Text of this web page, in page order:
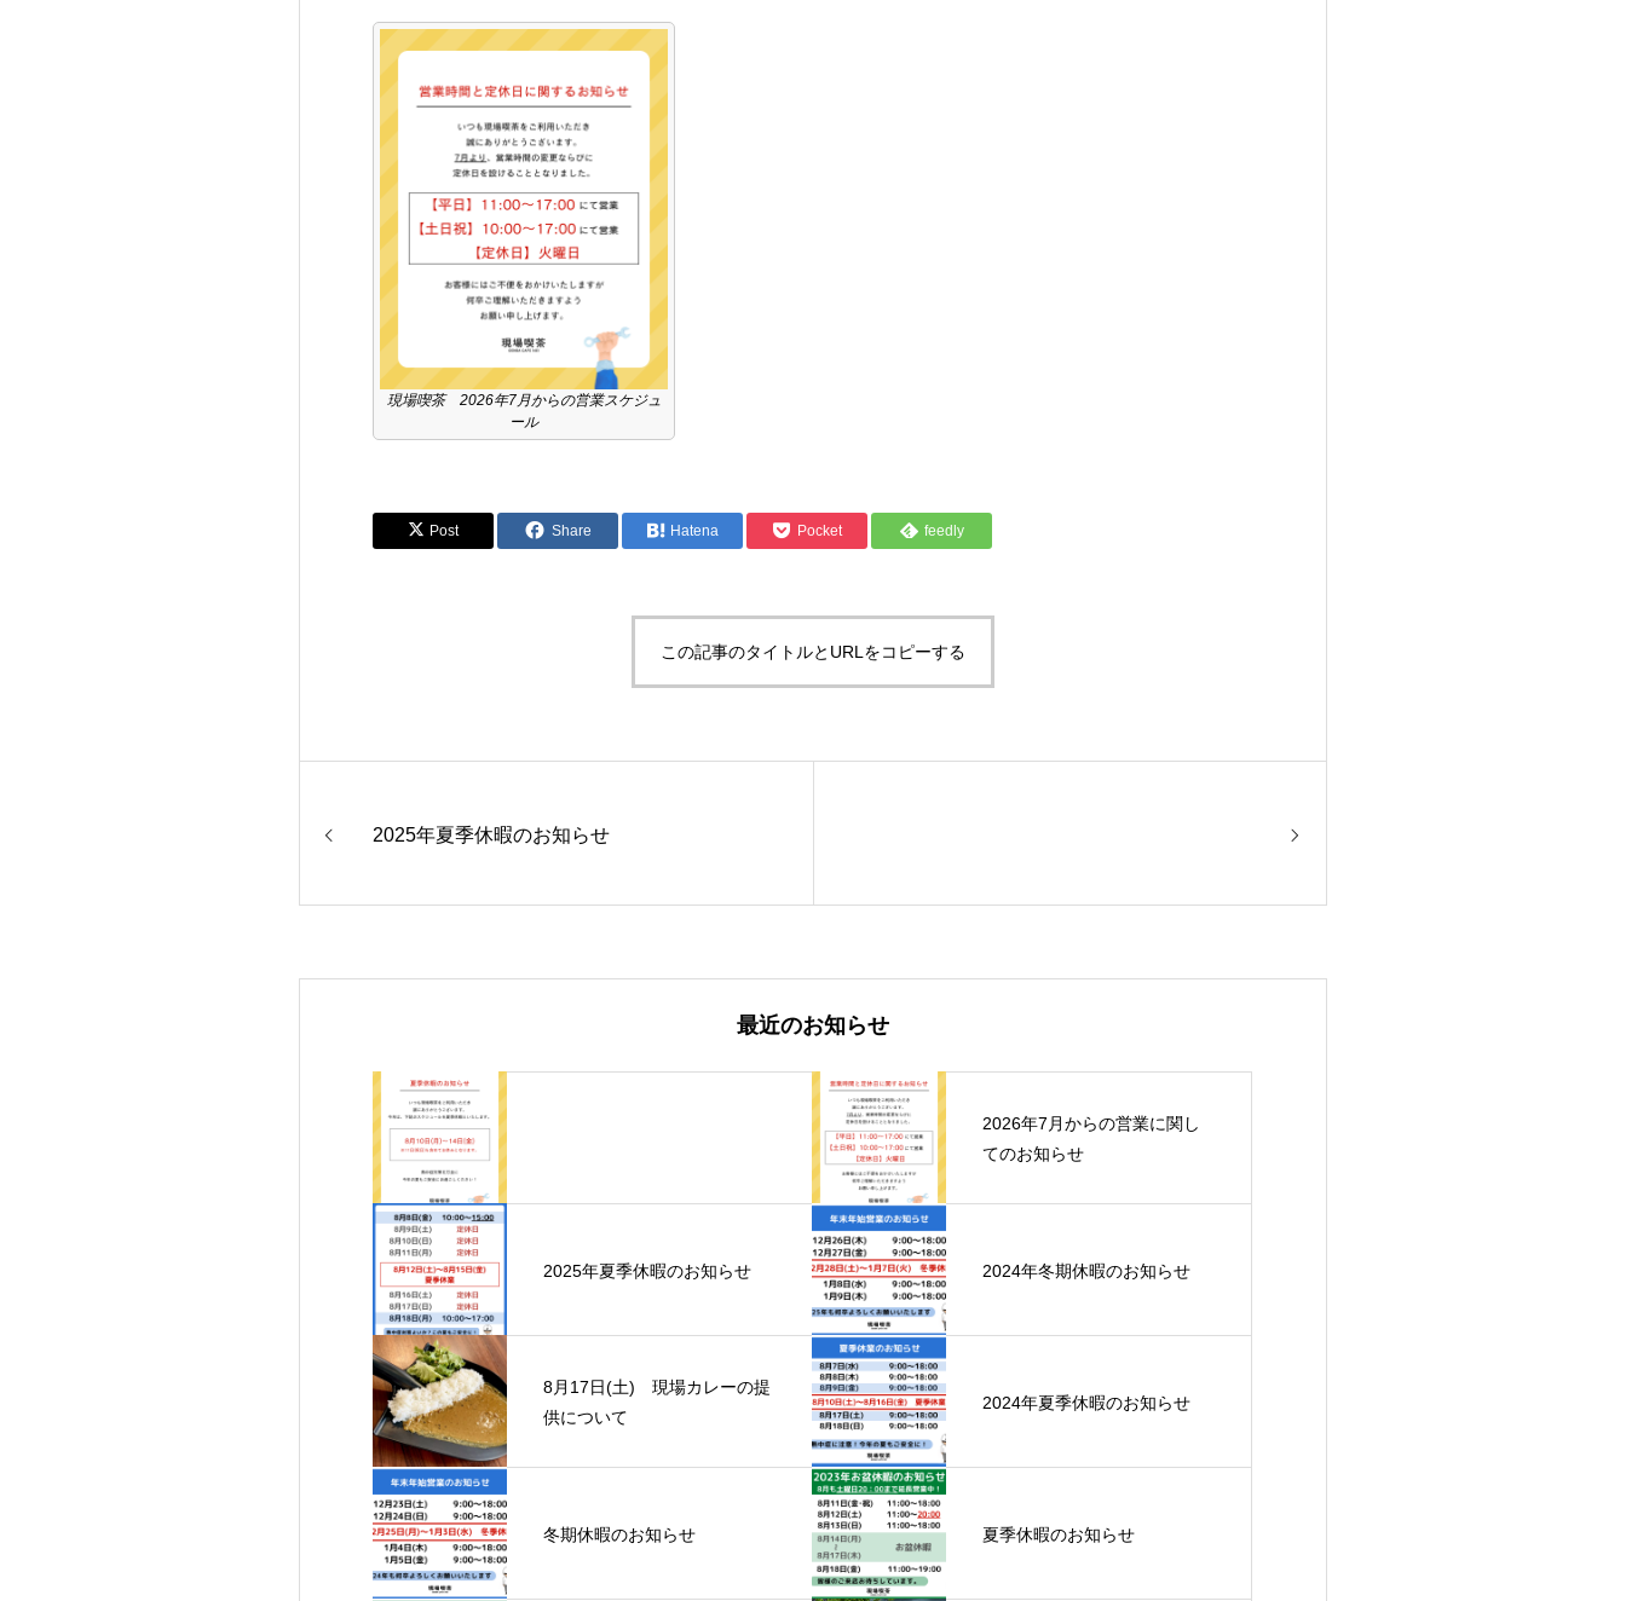
現場喫茶 2026年7月からの営業スケジュ
ール
Post Share Hatena Pocket feedly
この記事のタイトルとURLをコピーする
2025年夏季休暇のお知らせ
最近のお知らせ
2026年7月からの営業に関し
てのお知らせ
2025年夏季休暇のお知らせ 2024年冬期休暇のお知らせ
8月17日(土) 現場カレーの提
供について
2024年夏季休暇のお知らせ
冬期休暇のお知らせ 夏季休暇のお知らせ